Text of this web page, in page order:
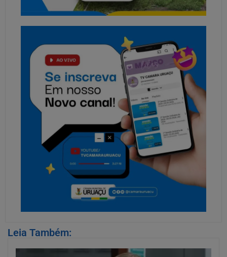
Leia Também: